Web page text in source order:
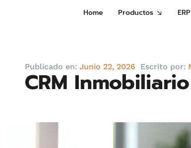
Home Productos ERP
Publicado en: Junio 22, 2026 Escrito por:
CRM